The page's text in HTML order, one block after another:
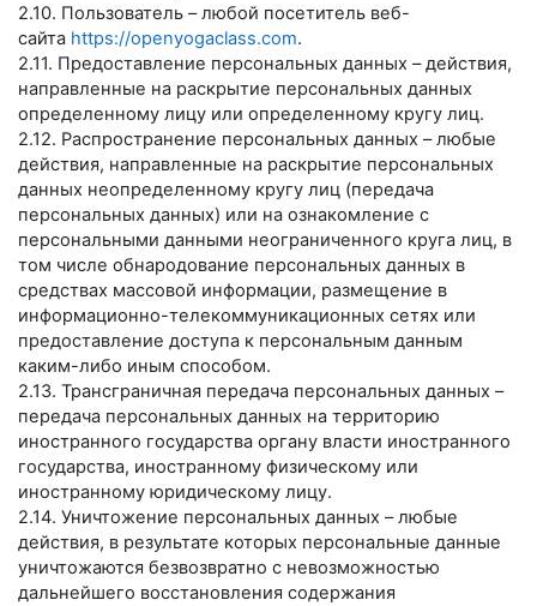
2.10. Пользователь – любой посетитель веб-
сайта https://openyogaclass.com.
2.11. Предоставление персональных данных – действия,
направленные на раскрытие персональных данных
определенному лицу или определенному кругу лиц.
2.12. Распространение персональных данных – любые
действия, направленные на раскрытие персональных
данных неопределенному кругу лиц (передача
персональных данных) или на ознакомление с
персональными данными неограниченного круга лиц, в
том числе обнародование персональных данных в
средствах массовой информации, размещение в
информационно-телекоммуникационных сетях или
предоставление доступа к персональным данным
каким-либо иным способом.
2.13. Трансграничная передача персональных данных –
передача персональных данных на территорию
иностранного государства органу власти иностранного
государства, иностранному физическому или
иностранному юридическому лицу.
2.14. Уничтожение персональных данных – любые
действия, в результате которых персональные данные
уничтожаются безвозвратно с невозможностью
дальнейшего восстановления содержания